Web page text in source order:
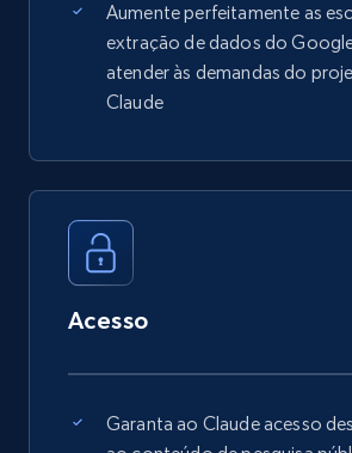
Aumente perfeitamente as
extração de dados do
atender às demandas do
Claude
Acesso
Garanta ao Claude acesso